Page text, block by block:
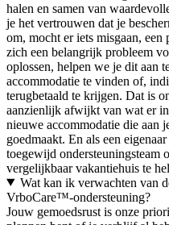
halen en samen van
je het vertrouwen dat je
om, mocht er iets misgaan,
zich een belangrijk probleem
oplossen, helpen we je dit aan
accommodatie te vinden of,
terugbetaald te krijgen. Dat is
aanzienlijk afwijkt van wat er in
nieuwe accommodatie die aan
goedmaakt. En als een
toegewijd ondersteuningsteam
vergelijkbaar vakantiehuis te
Wat kan ik verwachten van
VrboCare™-ondersteuning?
Jouw gemoedsrust is onze